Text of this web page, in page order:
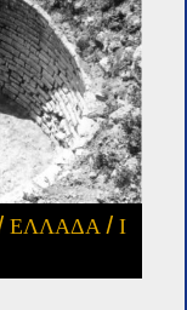
ΕΛΛΑΔΑ /Ι